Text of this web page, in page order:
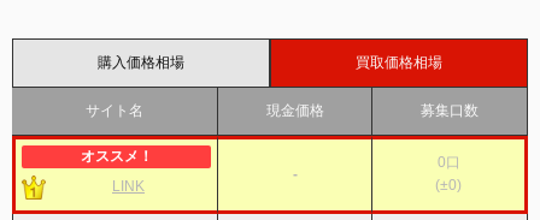
購入価格相場 買取価格相場
サイト名 現金価格 募集口数
LINK
-
0口
(±0)